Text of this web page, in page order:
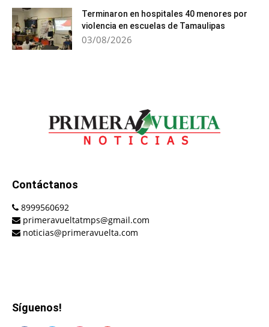
Terminaron en hospitales 40 menores por
violencia en escuelas de Tamaulipas
03/08/2026
Contáctanos
8999560692
primeravueltatmps@gmail.com
noticias@primeravuelta.com
Síguenos!